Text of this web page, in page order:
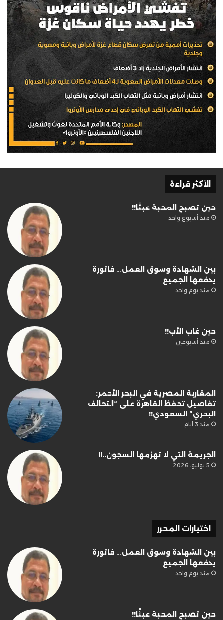
الأكثر قراءة
حين تصبح المحبة عبئًا!!
منذ أسبوع واحد
بين الشهادة وسوق العمل… فاتورة
يدفعها الجميع
منذ يوم واحد
حين غاب الأب!!
منذ أسبوعين
المقاربة المصرية في البحر الأحمر:
تفاصيل تحفظ القاهرة على “التحالف
البحري” السعودي!!
منذ 3 أيام
الجريمة التي لا تهزمها السجون..!!
5 يوليو، 2026
اختيارات المحرر
بين الشهادة وسوق العمل… فاتورة
يدفعها الجميع
منذ يوم واحد
حين تصبح المحبة عبئًا!!